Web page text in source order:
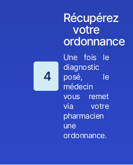
4
Récupérez
votre
ordonnance
Une fois le
diagnostic
posé, le
médecin
vous remet
via votre
pharmacien
une
ordonnance.